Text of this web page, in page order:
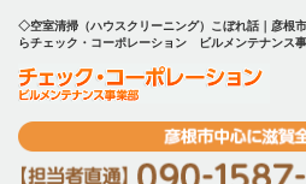
◇空室清掃（ハウスクリーニング）こぼれ話｜彦根
らチェック・コーポレーション ビルメンテナンス